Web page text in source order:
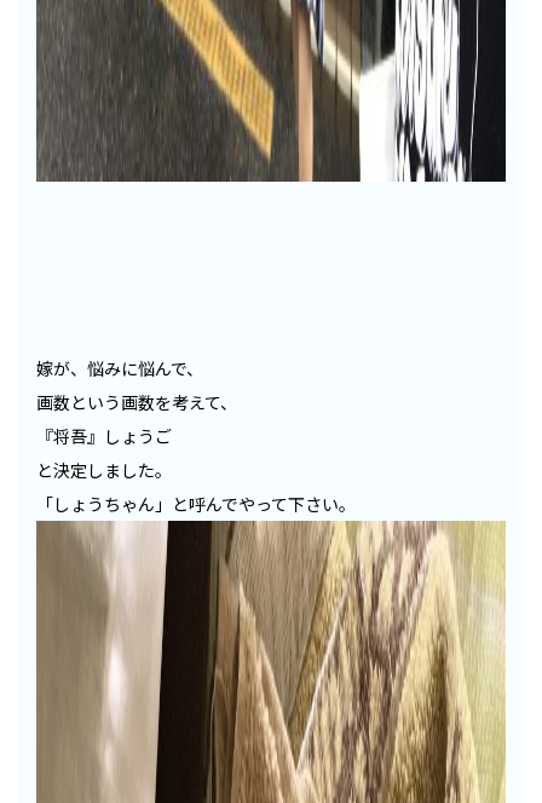
嫁が、悩みに悩んで、
画数という画数を考えて、
『将吾』しょうご
と決定しました。
「しょうちゃん」と呼んでやって下さい。